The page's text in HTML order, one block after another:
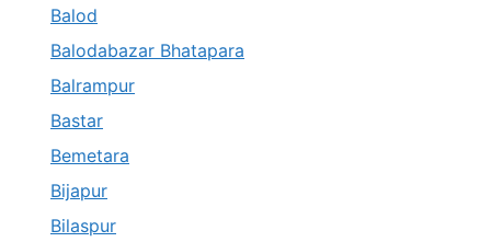
Balod
Balodabazar Bhatapara
Balrampur
Bastar
Bemetara
Bijapur
Bilaspur